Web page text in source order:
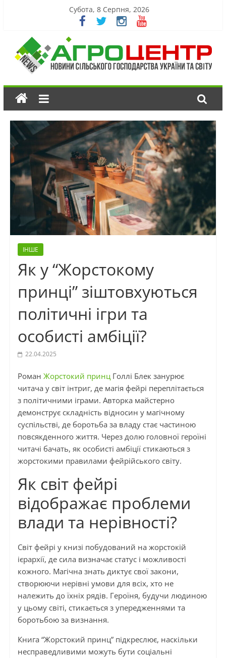
Субота, 8 Серпня, 2026
ІНШЕ
Як у “Жорстокому
принці” зіштовхуються
політичні ігри та
особисті амбіції?
22.04.2025
Роман Жорстокий принцГоллі Блек занурює
читача у світ інтриг, де магія фейрі переплітається
з політичними іграми. Авторка майстерно
демонструє складність відносин у магічному
суспільстві, де боротьба за владу стає частиною
повсякденного життя. Через долю головної героїні
читачі бачать, як особисті амбіції стикаються з
жорстокими правилами фейрійського світу.
Як світ фейрі
відображає проблеми
влади та нерівності?
Світ фейрі у книзі побудований на жорстокій
ієрархії, де сила визначає статус і можливості
кожного. Магічна знать диктує свої закони,
створюючи нерівні умови для всіх, хто не
належить до їхніх рядів. Героїня, будучи людиною
у цьому світі, стикається з упередженнями та
боротьбою за визнання.
Книга “Жорстокий принц” підкреслює, наскільки
несправедливими можуть бути соціальні